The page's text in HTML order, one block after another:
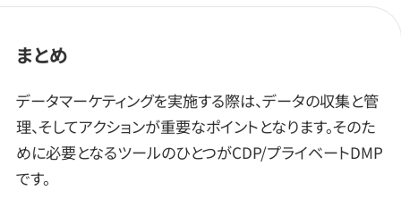
まとめ
データマーケティングを実施する際は、データの収集と管
理、そしてアクションが重要なポイントとなります。そのた
めに必要となるツールのひとつがCDP/プライベートDMP
です。